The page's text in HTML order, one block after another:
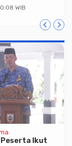
WIB
Peserta Ikut